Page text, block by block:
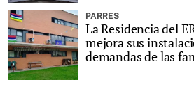
PARRES
La Residencia del
mejora sus
demandas de las